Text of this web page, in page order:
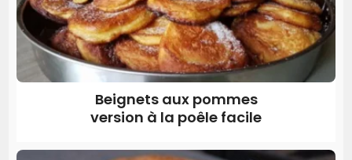
Beignets aux pommes
version à la poêle facile